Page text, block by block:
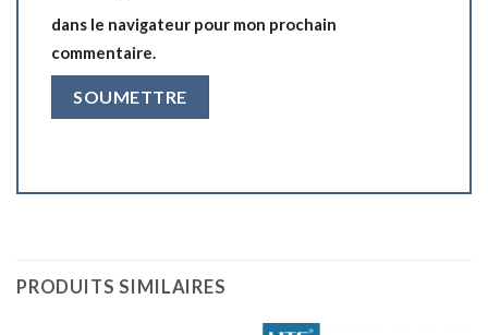
dans le navigateur pour mon prochain
commentaire.
PRODUITS SIMILAIRES